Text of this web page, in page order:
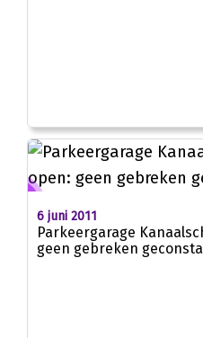
6 juni 2011
Parkeergarage
geen gebreken